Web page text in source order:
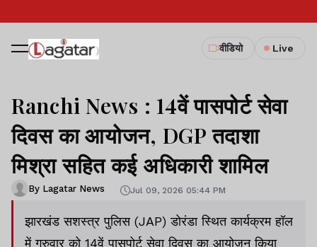
वीडियो Live
Ranchi News : 14वें पासपोर्ट सेवा
दिवस का आयोजन, DGP तदाशा
मिश्रा सहित कई अधिकारी शामिल
By Lagatar News Jul 09, 2026 05:44 PM
झारखंड सशस्त्र पुलिस (JAP) डोरंडा स्थित कार्यक्रम हॉल
में गुरुवार को 14वें पासपोर्ट सेवा दिवस का आयोजन किया